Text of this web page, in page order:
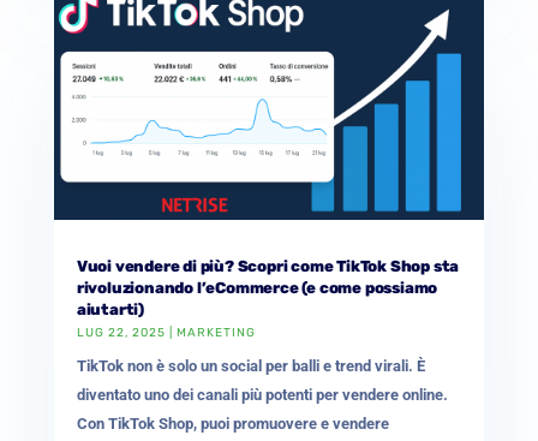
Vuoi vendere di più? Scopri come TikTok Shop sta
rivoluzionando l’eCommerce (e come possiamo
aiutarti)
LUG 22, 2025 MARKETING
TikTok non è solo un social per balli e trend virali. È
diventato uno dei canali più potenti per vendere online.
Con TikTok Shop, puoi promuovere e vendere